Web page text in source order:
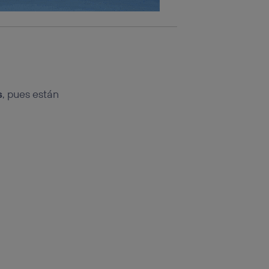
, pues están